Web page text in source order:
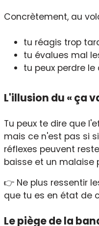
Concrètement, au
tu réagis trop
tu évalues mal
tu peux perdre le
L'illusion du « ça
Tu peux te dire que
mais ce n'est pas si
réflexes peuvent
baisse et un malaise
👉 Ne plus ressentir
que tu es en état de
Le piège de la